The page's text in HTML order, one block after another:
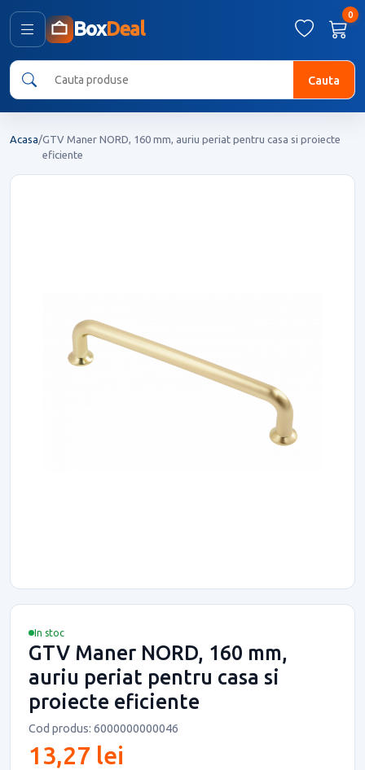
BoxDeal
0
Cauta
Acasa/GTV Maner NORD, 160 mm, auriu periat pentru casa si proiecte
eficiente
In stoc
GTV Maner NORD, 160 mm,
auriu periat pentru casa si
proiecte eficiente
Cod produs: 6000000000046
13,27 lei